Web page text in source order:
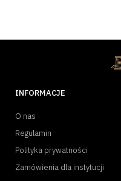
INFORMACJE
O nas
Regulamin
Polityka prywatności
Zamówienia dla instytucji